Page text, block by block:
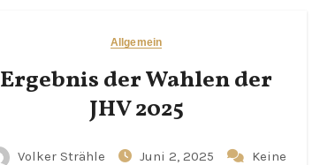
Allgemein
Ergebnis der Wahlen der
JHV 2025
Volker Strähle Juni 2, 2025
Keine